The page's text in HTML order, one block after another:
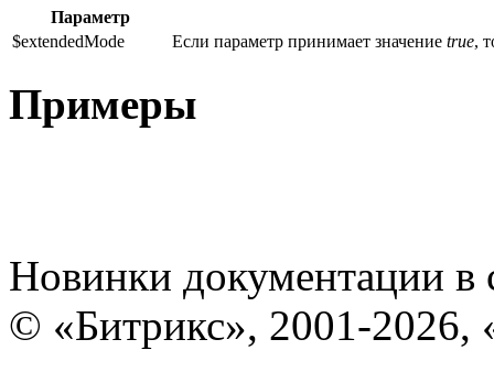
Параметр
$extendedMode
Если параметр принимает значение true,
Примеры
Новинки документации в
© «Битрикс», 2001-2026,